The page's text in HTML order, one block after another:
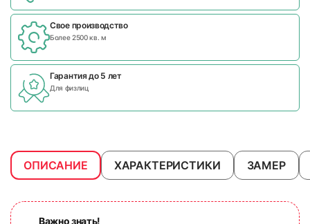
Свое производство
Более 2500 кв. м
Гарантия до 5 лет
Для физлиц
ОПИСАНИЕ ХАРАКТЕРИСТИКИ ЗАМЕР
Важно знать!